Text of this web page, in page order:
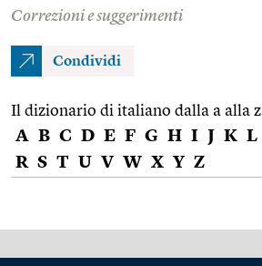
Correzioni e suggerimenti
Condividi
Il dizionario di italiano dalla a alla z
A B C D E F G H I J K L
R S T U V W X Y Z